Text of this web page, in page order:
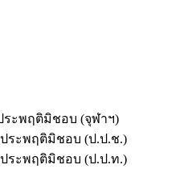
ระพฤติมิชอบ (จุฬาฯ)
ระพฤติมิชอบ (ป.ป.ช.)
ระพฤติมิชอบ (ป.ป.ท.)